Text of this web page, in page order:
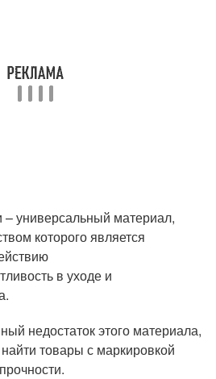
– универсальный материал,
которого является
в уходе и
недостаток этого материала,
товары с маркировкой